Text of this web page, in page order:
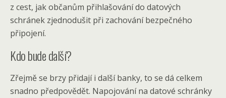
z cest, jak občanům přihlašování do datových
schránek zjednodušit při zachování bezpečného
připojení.
Kdo bude další?
Zřejmě se brzy přidají i další banky, to se dá celkem
snadno předpovědět. Napojování na datové schránky